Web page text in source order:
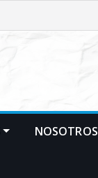
NOSOTROS